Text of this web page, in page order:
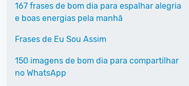
167 frases de bom dia para espalhar alegria
e boas energias pela manhã
Frases de Eu Sou Assim
150 imagens de bom dia para compartilhar
no WhatsApp